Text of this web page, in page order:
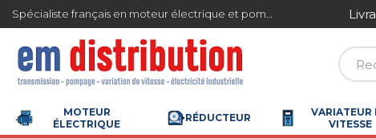
4.7/5 (6373 avis)
MOTEUR
ÉLECTRIQUE
RÉDUCTEUR
VARIATEUR
VITESSE
Gestion des cookies